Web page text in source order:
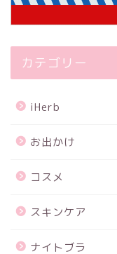
カテゴリー
iHerb
お出かけ
コスメ
スキンケア
ナイトブラ